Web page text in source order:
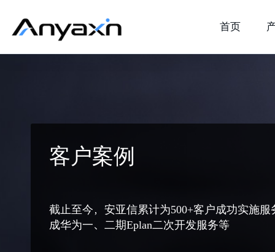
客户案例
截止至今，安亚信累计为500+客户成功实施服
成华为一、二期Eplan二次开发服务等
首页